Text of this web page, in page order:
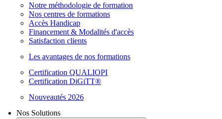
Notre méthodologie de formation
Nos centres de formations
Accès Handicap
Financement & Modalités d'accès
Satisfaction clients
Les avantages de nos formations
Certification QUALIOPI
Certification DiGiTT®
Nouveautés 2026
Nos Solutions